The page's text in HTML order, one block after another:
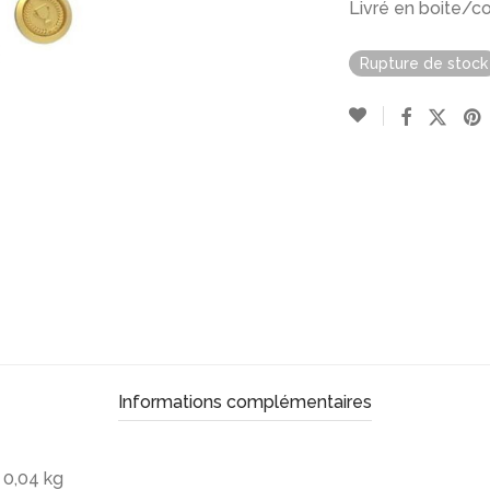
Livré en boite/
Rupture de stock
Informations complémentaires
0,04 kg